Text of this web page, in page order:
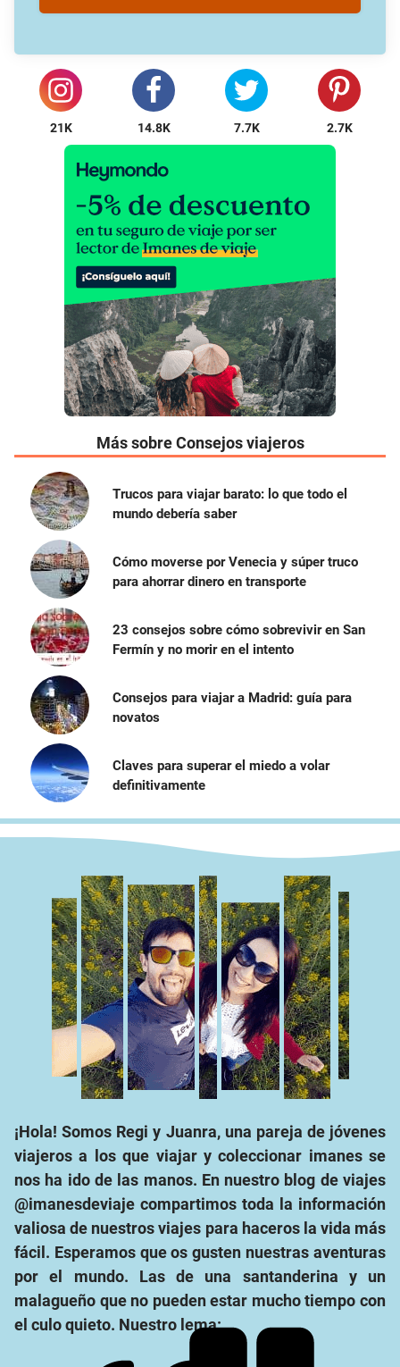
21K 14.8K 7.7K 2.7K
Más sobre Consejos viajeros
Trucos para viajar barato: lo que todo el
mundo debería saber
Cómo moverse por Venecia y súper truco
para ahorrar dinero en transporte
23 consejos sobre cómo sobrevivir en San
Fermín y no morir en el intento
Consejos para viajar a Madrid: guía para
novatos
Claves para superar el miedo a volar
definitivamente
¡Hola! Somos Regi y Juanra, una pareja de jóvenes
viajeros a los que viajar y coleccionar imanes se
nos ha ido de las manos. En nuestro blog de viajes
@imanesdeviaje compartimos toda la información
valiosa de nuestros viajes para haceros la vida más
fácil. Esperamos que os gusten nuestras aventuras
por el mundo. Las de una santanderina y un
malagueño que no pueden estar mucho tiempo con
el culo quieto. Nuestro lema: